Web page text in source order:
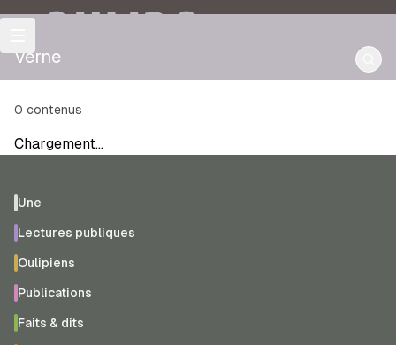
OULIPO
Verne
0 contenus
Chargement…
Une
Lectures publiques
Oulipiens
Publications
Faits & dits